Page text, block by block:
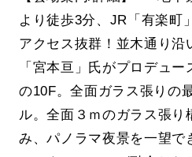
より徒歩3分、JR「有楽町
アクセス抜群！並木通り沿
「宮本亘」氏がプロデュー
の10F。全面ガラス張りの
ル。全面３ｍのガラス張り
み、パノラマ夜景を一望で